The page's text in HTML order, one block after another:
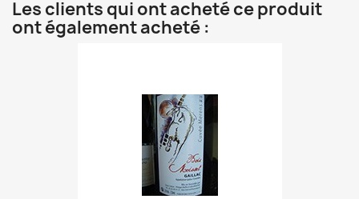
Les clients qui ont acheté ce produit
ont également acheté :